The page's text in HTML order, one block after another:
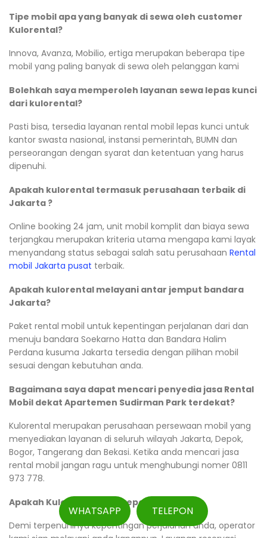
Tipe mobil apa yang banyak di sewa oleh customer
Kulorental?
Innova, Avanza, Mobilio, ertiga merupakan beberapa tipe
mobil yang paling banyak di sewa oleh pelanggan kami
Bolehkah saya memperoleh layanan sewa lepas kunci
dari kulorental?
Pasti bisa, tersedia layanan rental mobil lepas kunci untuk
kantor swasta nasional, instansi pemerintah, BUMN dan
perseorangan dengan syarat dan ketentuan yang harus
dipenuhi.
Apakah kulorental termasuk perusahaan terbaik di
Jakarta ?
Online booking 24 jam, unit mobil komplit dan biaya sewa
terjangkau merupakan kriteria utama mengapa kami layak
menyandang status sebagai salah satu perusahaan Rental
mobil Jakarta pusat terbaik.
Apakah kulorental melayani antar jemput bandara
Jakarta?
Paket rental mobil untuk kepentingan perjalanan dari dan
menuju bandara Soekarno Hatta dan Bandara Halim
Perdana kusuma Jakarta tersedia dengan pilihan mobil
sesuai dengan kebutuhan anda.
Bagaimana saya dapat mencari penyedia jasa Rental
Mobil dekat Apartemen Sudirman Park terdekat?
Kulorental merupakan perusahaan persewaan mobil yang
menyediakan layanan di seluruh wilayah Jakarta, Depok,
Bogor, Tangerang dan Bekasi. Ketika anda mencari jasa
rental mobil jangan ragu untuk menghubungi nomer 0811
973 778.
Apakah Kulorental Buka sepanjang hari?
Demi terpenuhinya kepentingan perjalanan anda, operator
WHATSAPP TELEPON